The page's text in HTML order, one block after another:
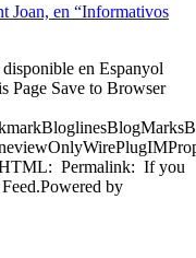
Joan, en “Informativos
disponible en Espanyol
Page Save to Browser
Permalink: If you
by